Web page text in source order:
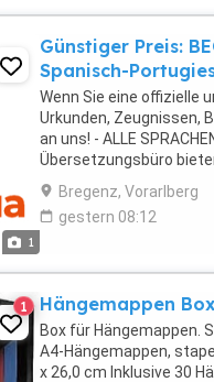
1
Günstiger Preis:
Spanisch-
Wenn Sie eine offizielle
Urkunden, Zeugnissen,
an uns! - ALLE
Übersetzungsbüro
Bregenz, Vorarlberg
gestern 08:12
1 Hängemappen Box
Box für Hängemappen.
A4-Hängemappen,
x 26,0 cm Inklusive 30